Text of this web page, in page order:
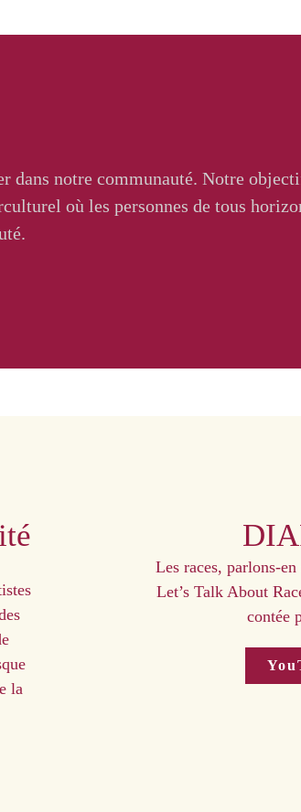
dans notre communauté. Notre
où les personnes de tous
la
Les races, parlons-en
Let’s Talk About
contée